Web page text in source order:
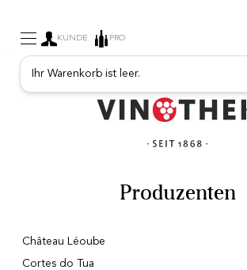
SEKT
FRUCHTIGE GETRÄNKE
PROMOTIONEN
KUNDE PRO
Ihr Warenkorb ist leer.
Produzenten
Château Léoube
Cortes do Tua